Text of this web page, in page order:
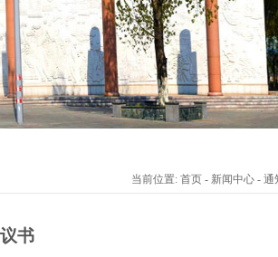
当前位置: 首页 - 新闻中心 - 通
书